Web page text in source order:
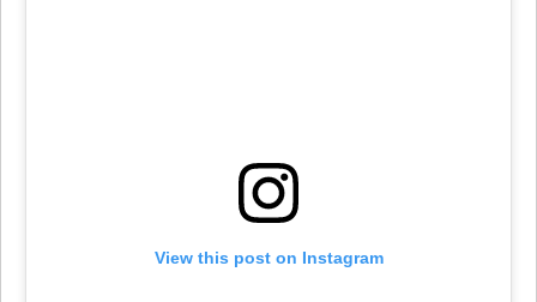
View this post on Instagram